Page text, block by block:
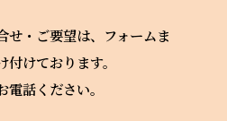
せ・ご要望は、フォームま
けております。
話ください。